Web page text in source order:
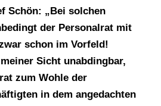
Schön: „Bei solchen
der Personalrat mit
schon im Vorfeld!
Sicht unabdingbar,
zum Wohle der
in dem angedachten